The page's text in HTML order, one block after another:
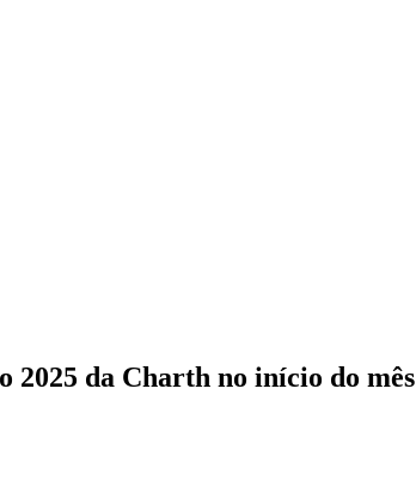
2025 da Charth no início do mês